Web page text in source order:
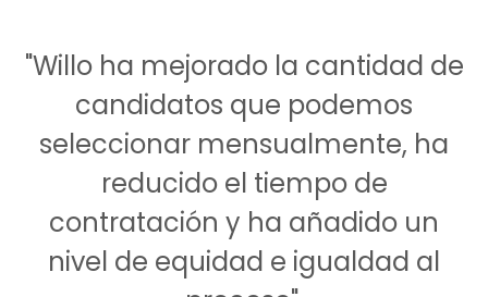
"Willo ha mejorado la cantidad de
candidatos que podemos
seleccionar mensualmente, ha
reducido el tiempo de
contratación y ha añadido un
nivel de equidad e igualdad al